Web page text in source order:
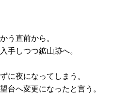
う直前から。
手しつつ鉱山跡へ。
に夜になってしまう。
台へ変更になったと言う。